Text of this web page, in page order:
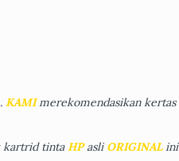
KAMImerekomendasikan kertas
kartrid tintaHPasli ORIGINALini